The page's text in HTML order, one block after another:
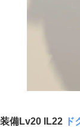
装備Lv20 IL22 ド